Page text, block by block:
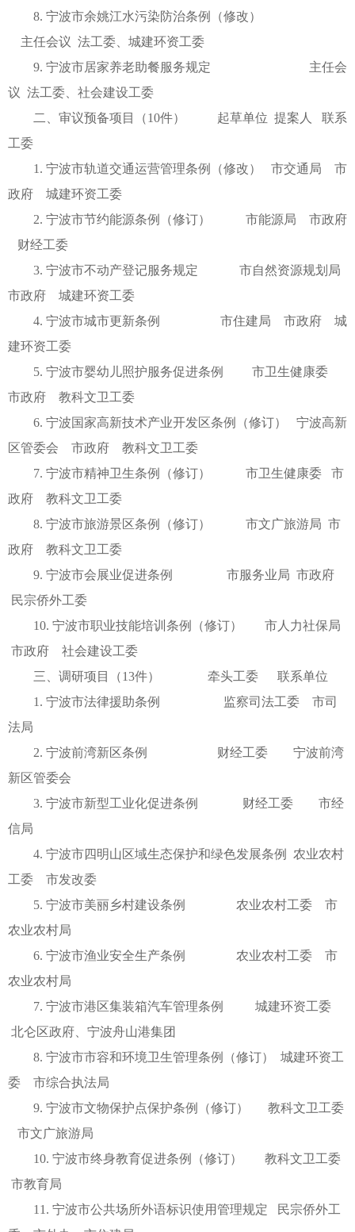
8. 宁波市余姚江水污染防治条例（修改）
主任会议 法工委、城建环资工委
9. 宁波市居家养老助餐服务规定 主任会
议 法工委、社会建设工委
二、审议预备项目（10件） 起草单位 提案人 联系
工委
1. 宁波市轨道交通运营管理条例（修改） 市交通局 市
政府 城建环资工委
2. 宁波市节约能源条例（修订） 市能源局 市政府
财经工委
3. 宁波市不动产登记服务规定 市自然资源规划局
市政府 城建环资工委
4. 宁波市城市更新条例 市住建局 市政府 城
建环资工委
5. 宁波市婴幼儿照护服务促进条例 市卫生健康委
市政府 教科文卫工委
6. 宁波国家高新技术产业开发区条例（修订） 宁波高新
区管委会 市政府 教科文卫工委
7. 宁波市精神卫生条例（修订） 市卫生健康委 市
政府 教科文卫工委
8. 宁波市旅游景区条例（修订） 市文广旅游局 市
政府 教科文卫工委
9. 宁波市会展业促进条例 市服务业局 市政府
民宗侨外工委
10. 宁波市职业技能培训条例（修订） 市人力社保局
市政府 社会建设工委
三、调研项目（13件） 牵头工委 联系单位
1. 宁波市法律援助条例 监察司法工委 市司
法局
2. 宁波前湾新区条例 财经工委 宁波前湾
新区管委会
3. 宁波市新型工业化促进条例 财经工委 市经
信局
4. 宁波市四明山区域生态保护和绿色发展条例 农业农村
工委 市发改委
5. 宁波市美丽乡村建设条例 农业农村工委 市
农业农村局
6. 宁波市渔业安全生产条例 农业农村工委 市
农业农村局
7. 宁波市港区集装箱汽车管理条例 城建环资工委
北仑区政府、宁波舟山港集团
8. 宁波市市容和环境卫生管理条例（修订） 城建环资工
委 市综合执法局
9. 宁波市文物保护点保护条例（修订） 教科文卫工委
市文广旅游局
10. 宁波市终身教育促进条例（修订） 教科文卫工委
市教育局
11. 宁波市公共场所外语标识使用管理规定 民宗侨外工